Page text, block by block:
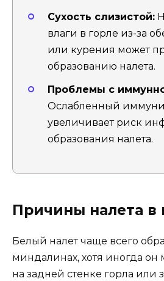
Сухость слизистой:
влаги в горле из-за
или курения может
образованию налета.
Проблемы с
Ослабленный
увеличивает риск
образования налета.
Причины налета в
Белый налет чаще всего
миндалинах, хотя иногда он
на задней стенке горла или